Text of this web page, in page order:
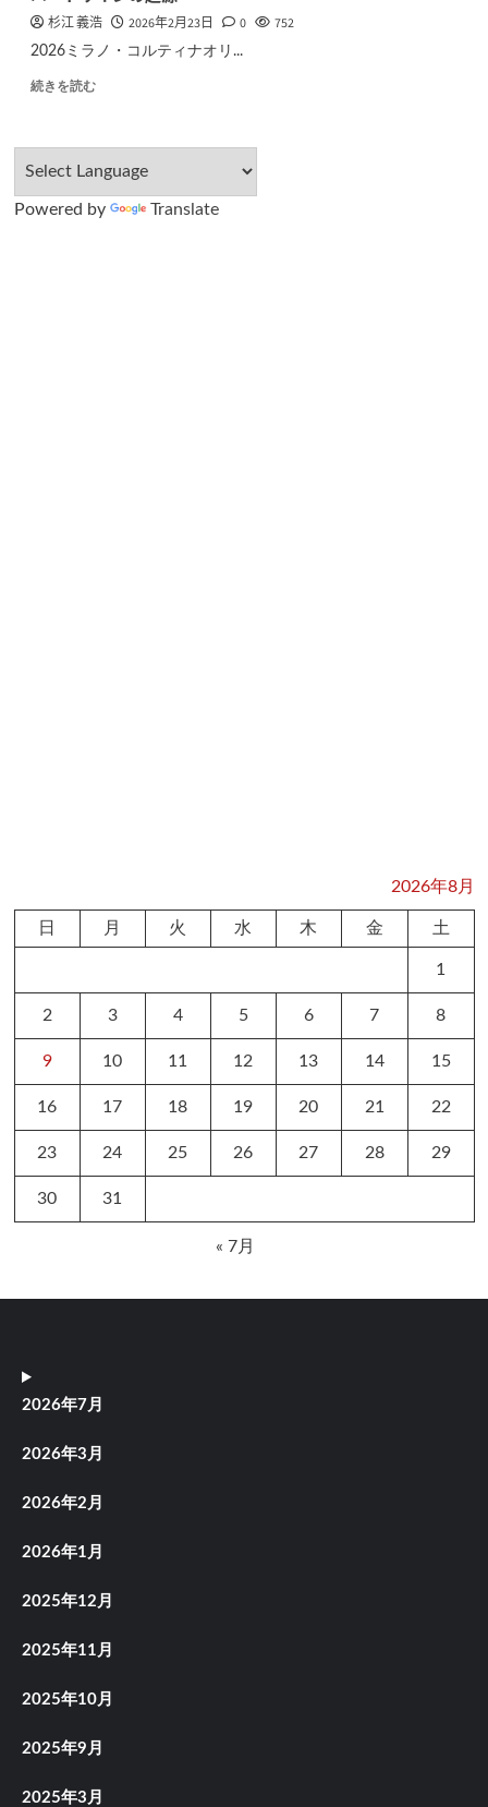
杉江 義浩 2026年2月23日 0 752
2026ミラノ・コルティナオリ...
続きを読む
Powered by Translate
2026年8月
日 月 火 水 木 金 土
1
2 3 4 5 6 7 8
9 10 11 12 13 14 15
16 17 18 19 20 21 22
23 24 25 26 27 28 29
30 31
« 7月
2026年7月
2026年3月
2026年2月
2026年1月
2025年12月
2025年11月
2025年10月
2025年9月
2025年3月